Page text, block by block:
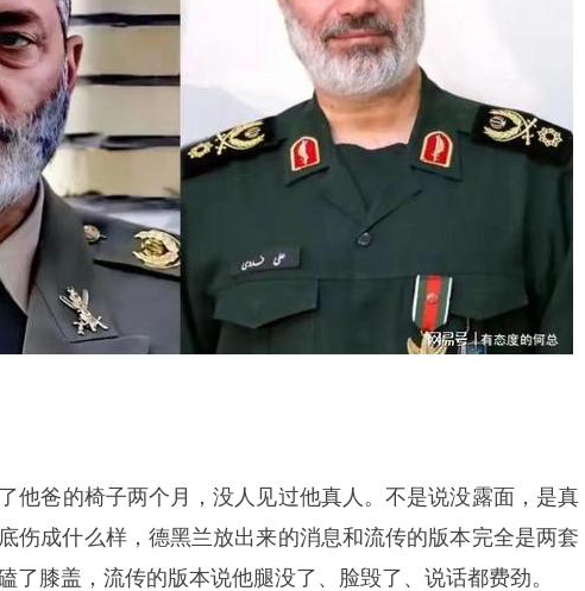
他爸的椅子两个月，没人见过他真人。不是说没露面，是真
伤成什么样， 德黑兰放出来的消息和流传的版本完全是两套
膝盖，流传的版本说他腿没了、脸毁了、说话都费劲。